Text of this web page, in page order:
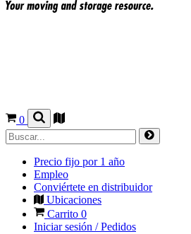
0
Precio fijo por 1 año
Empleo
Conviértete en distribuidor
Ubicaciones
Carrito 0
Iniciar sesión / Pedidos